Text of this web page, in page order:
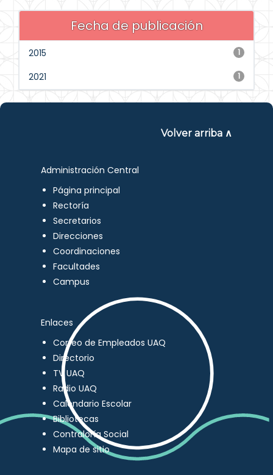
Fecha de publicación
1
2015
1
2021
Volver arriba ∧
Administración Central
Página principal
Rectoría
Secretarios
Direcciones
Coordinaciones
Facultades
Campus
Enlaces
Correo de Empleados UAQ
Directorio
TV UAQ
Radio UAQ
Calendario Escolar
Bibliotecas
Contraloría Social
Mapa de sitio